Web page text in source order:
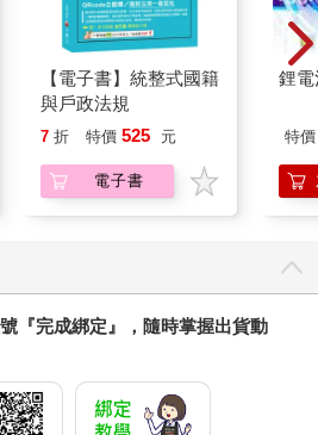
【電子書】統整式國籍
與戶政法規
7 折 特價 525 元
電子書
鋰
特價
『完成綁定』，隨時掌握出貨動